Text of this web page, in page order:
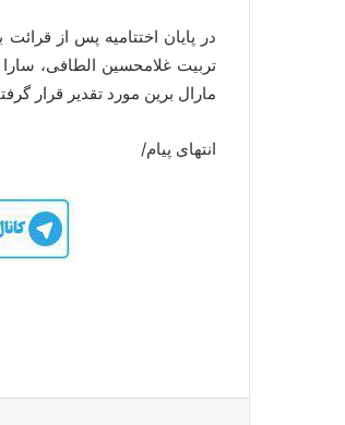
در پایان اختتامیه پس از قرائت
مارال برین مورد تقدیر قرار
انتهای پیام/